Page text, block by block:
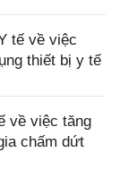
tế về việc
thiết bị y tế
về việc tăng
chấm dứt